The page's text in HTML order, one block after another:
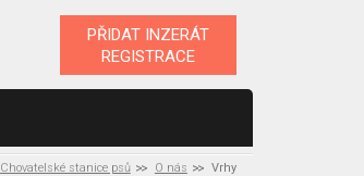
PŘIDAT INZERÁT
REGISTRACE
Chovatelské stanice psů O nás Vrhy